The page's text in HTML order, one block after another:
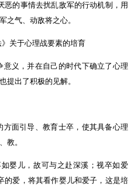
恶的事情去扰乱敌军的行动机制，用
之气、动敌将之心。
关于心理战要素的培育
义，并在自己的时代下确立了心理
提出了积极的见解。
面引导、教育士卒，使其具备心理
教。
婴儿，故可与之赴深溪；视卒如爱
的爱，将其看作婴儿和爱子，这是培